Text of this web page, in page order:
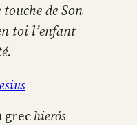
de Son
toi l’enfant
grechierós